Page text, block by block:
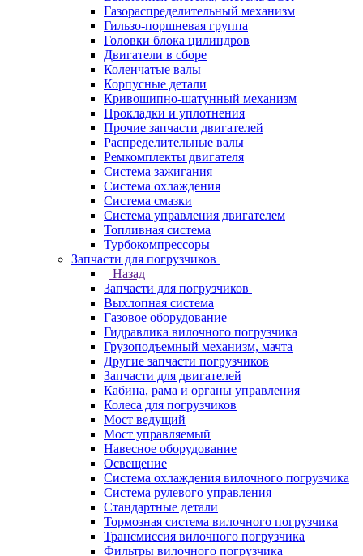
Газораспределительный механизм
Гильзо-поршневая группа
Головки блока цилиндров
Двигатели в сборе
Коленчатые валы
Корпусные детали
Кривошипно-шатунный механизм
Прокладки и уплотнения
Прочие запчасти двигателей
Распределительные валы
Ремкомплекты двигателя
Система зажигания
Система охлаждения
Система смазки
Система управления двигателем
Топливная система
Турбокомпрессоры
Запчасти для погрузчиков
Назад
Запчасти для погрузчиков
Выхлопная система
Газовое оборудование
Гидравлика вилочного погрузчика
Грузоподъемный механизм, мачта
Другие запчасти погрузчиков
Запчасти для двигателей
Кабина, рама и органы управления
Колеса для погрузчиков
Мост ведущий
Мост управляемый
Навесное оборудование
Освещение
Система охлаждения вилочного погрузчика
Система рулевого управления
Стандартные детали
Тормозная система вилочного погрузчика
Трансмиссия вилочного погрузчика
Фильтры вилочного погрузчика